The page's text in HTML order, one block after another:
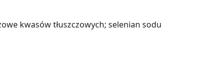
kwasów tłuszczowych; selenian sodu